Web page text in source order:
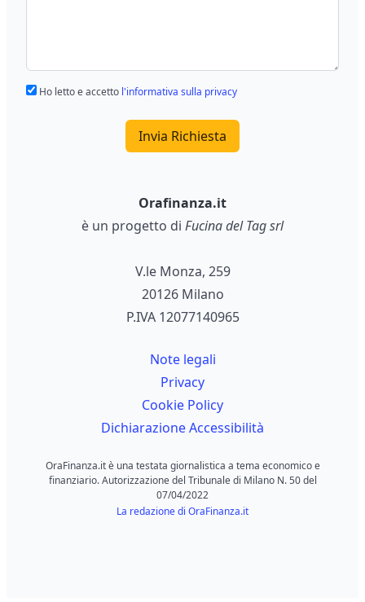
Ho letto e accetto l'informativa sulla privacy
Invia Richiesta
Orafinanza.it
è un progetto di Fucina del Tag srl
V.le Monza, 259
20126 Milano
P.IVA 12077140965
Note legali
Privacy
Cookie Policy
Dichiarazione Accessibilità
OraFinanza.it è una testata giornalistica a tema economico e
finanziario. Autorizzazione del Tribunale di Milano N. 50 del
07/04/2022
La redazione di OraFinanza.it